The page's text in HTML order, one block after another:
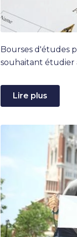
Bourses d'études
souhaitant étudier
Lire plus